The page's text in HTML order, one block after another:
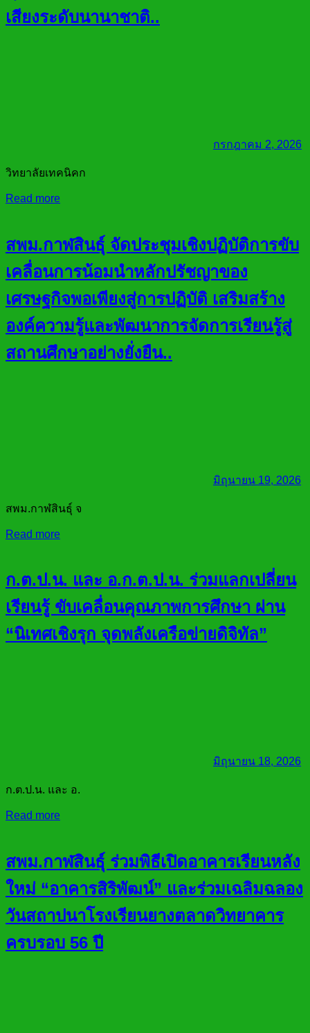
เสียงระดับนานาชาติ..
กรกฎาคม 2, 2026
วิทยาลัยเทคนิคก
Read more
สพม.กาฬสินธุ์ จัดประชุมเชิงปฏิบัติการขับ
เคลื่อนการน้อมนำหลักปรัชญาของ
เศรษฐกิจพอเพียงสู่การปฏิบัติ เสริมสร้าง
องค์ความรู้และพัฒนาการจัดการเรียนรู้สู่
สถานศึกษาอย่างยั่งยืน..
มิถุนายน 19, 2026
สพม.กาฬสินธุ์ จ
Read more
ก.ต.ป.น. และ อ.ก.ต.ป.น. ร่วมแลกเปลี่ยน
เรียนรู้ ขับเคลื่อนคุณภาพการศึกษา ผ่าน
“นิเทศเชิงรุก จุดพลังเครือข่ายดิจิทัล”
มิถุนายน 18, 2026
ก.ต.ป.น. และ อ.
Read more
สพม.กาฬสินธุ์ ร่วมพิธีเปิดอาคารเรียนหลัง
ใหม่ “อาคารสิริพัฒน์” และร่วมเฉลิมฉลอง
วันสถาปนาโรงเรียนยางตลาดวิทยาคาร
ครบรอบ 56 ปี